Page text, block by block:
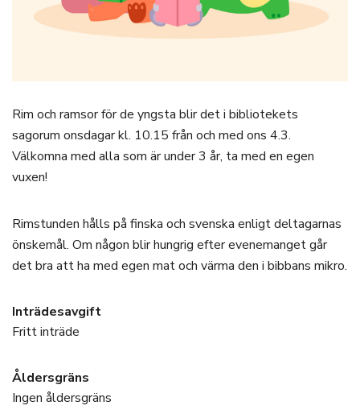
Rim och ramsor för de yngsta blir det i bibliotekets
sagorum onsdagar kl. 10.15 från och med ons 4.3.
Välkomna med alla som är under 3 år, ta med en egen
vuxen!
Rimstunden hålls på finska och svenska enligt deltagarnas
önskemål. Om någon blir hungrig efter evenemanget går
det bra att ha med egen mat och värma den i bibbans mikro.
Inträdesavgift
Fritt inträde
Åldersgräns
Ingen åldersgräns